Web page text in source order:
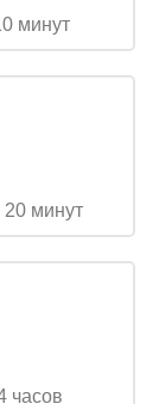
минут
минут
часов